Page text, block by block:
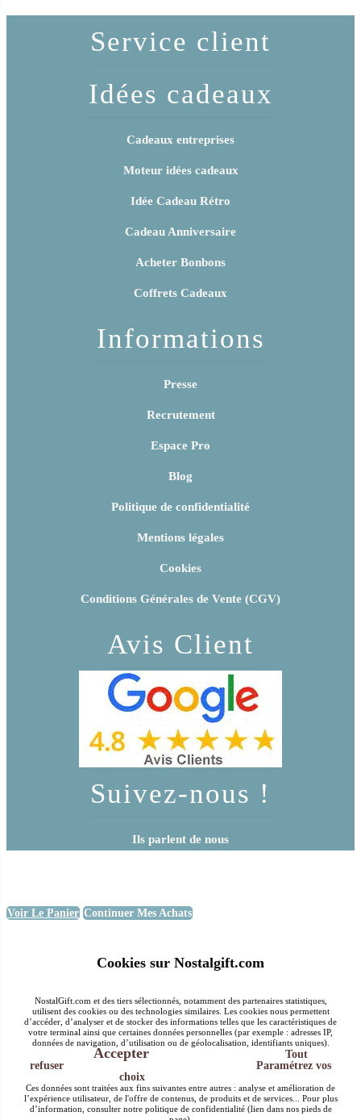
d’amour
Service client
Idées cadeaux
Cadeaux entreprises
Moteur idées cadeaux
Idée Cadeau Rétro
Cadeau Anniversaire
Acheter Bonbons
Coffrets Cadeaux
Informations
Presse
Recrutement
Espace Pro
Blog
Politique de confidentialité
Mentions légales
Cookies
Conditions Générales de Vente (CGV)
Avis Client
Suivez-nous !
Ils parlent de nous
Voir Le Panier Continuer Mes Achats
Cookies sur Nostalgift.com
NostalGift.com et des tiers sélectionnés, notamment des partenaires statistiques,
utilisent des cookies ou des technologies similaires. Les cookies nous permettent
d’accéder, d’analyser et de stocker des informations telles que les caractéristiques de
votre terminal ainsi que certaines données personnelles (par exemple : adresses IP,
données de navigation, d’utilisation ou de géolocalisation, identifiants uniques).
Accepter
Tout
refuser
Paramétrez vos
choix
Ces données sont traitées aux fins suivantes entre autres : analyse et amélioration de
l’expérience utilisateur, de l'offre de contenus, de produits et de services... Pour plus
d’information, consulter notre politique de confidentialité (lien dans nos pieds de